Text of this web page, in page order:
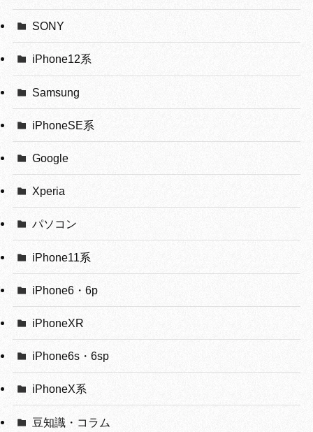
SONY
iPhone12系
Samsung
iPhoneSE系
Google
Xperia
パソコン
iPhone11系
iPhone6・6p
iPhoneXR
iPhone6s・6sp
iPhoneX系
豆知識・コラム